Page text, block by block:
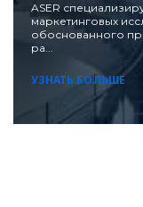
ASER
маркетинговых
обоснованного
ра...
УЗНАТЬ БОЛЬШЕ